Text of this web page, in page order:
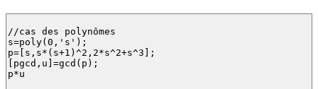
//cas des polynômes
s=poly(0,'s');
p=[s,s*(s+1)^2,2*s^2+s^3];
[pgcd,u]=gcd(p);
p*u